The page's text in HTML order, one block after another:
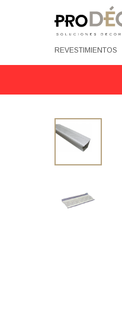
REVESTIMIENTOS